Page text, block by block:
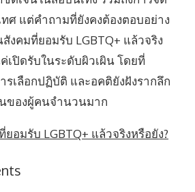
ทศ แต่คำถามที่ยังคงต้องตอบอย่าง
สังคมที่ยอมรับ LGBTQ+ แล้วจริง
เปิดรับในระดับผิวเผิน โดยที่
รเลือกปฏิบัติ และอคติยังฝังรากลึก
ของผู้คนจำนวนมาก